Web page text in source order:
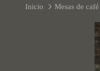
Inicio Mesas de café